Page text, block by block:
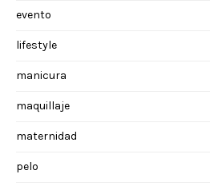
evento
lifestyle
manicura
maquillaje
maternidad
pelo